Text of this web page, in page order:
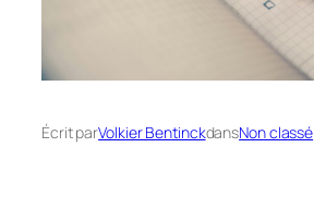
Écrit parVolkier BentinckdansNon classé